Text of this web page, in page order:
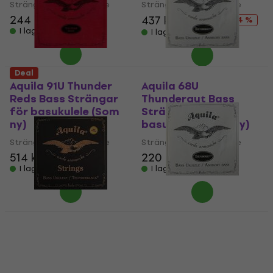
Strängar för basukulele
244 kr 257 kr
I lager för E-shop
Strängar för basukulele
437 kr 509 kr
- 14 %
I lager för E-shop
Aquila 91U Thunder
Reds Bass Strängar
för basukulele (Som
ny)
Strängar för basukulele
514 kr 537 kr
I lager för E-shop
Aquila 68U
Thundergut Bass
Strängar för
basukulele (Som ny)
Strängar för basukulele
220 kr 234 kr
I lager för E-shop
Deal